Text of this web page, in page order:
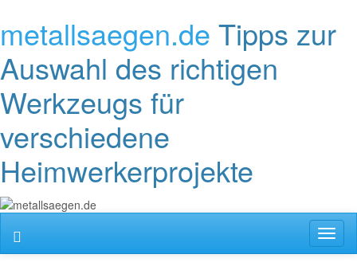
metallsaegen.de Tipps zur
Auswahl des richtigen
Werkzeugs für
verschiedene
Heimwerkerprojekte